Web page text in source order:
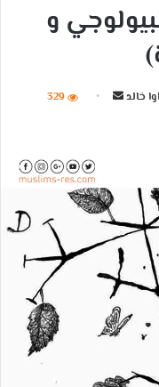
و
خالد
ر
ي
د
إ
ل
ك
ر
329